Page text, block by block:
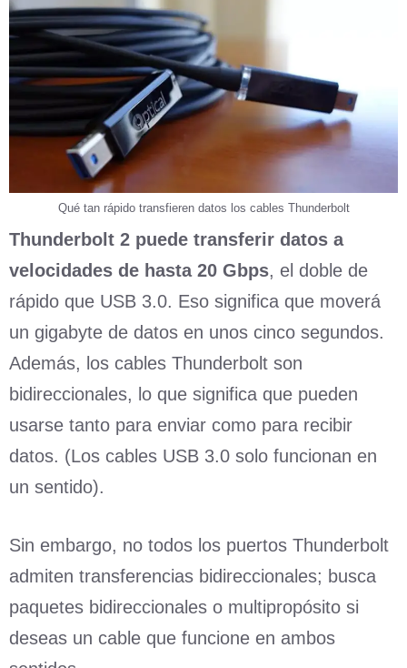
Qué tan rápido transfieren datos los cables Thunderbolt
Thunderbolt 2 puede transferir datos a
velocidades de hasta 20 Gbps, el doble de
rápido que USB 3.0. Eso significa que moverá
un gigabyte de datos en unos cinco segundos.
Además, los cables Thunderbolt son
bidireccionales, lo que significa que pueden
usarse tanto para enviar como para recibir
datos. (Los cables USB 3.0 solo funcionan en
un sentido).
Sin embargo, no todos los puertos Thunderbolt
admiten transferencias bidireccionales; busca
paquetes bidireccionales o multipropósito si
deseas un cable que funcione en ambos